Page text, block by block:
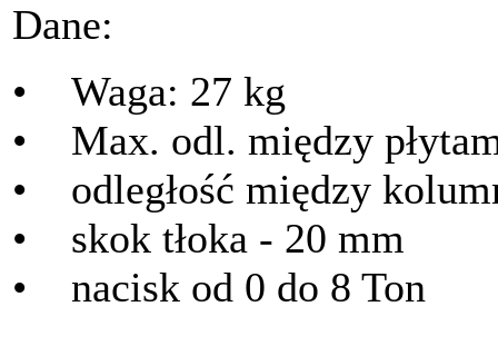
Dane:
• Waga: 27 kg
• Max. odl. między
• odległość między
• skok tłoka - 20 mm
• nacisk od 0 do 8 Ton